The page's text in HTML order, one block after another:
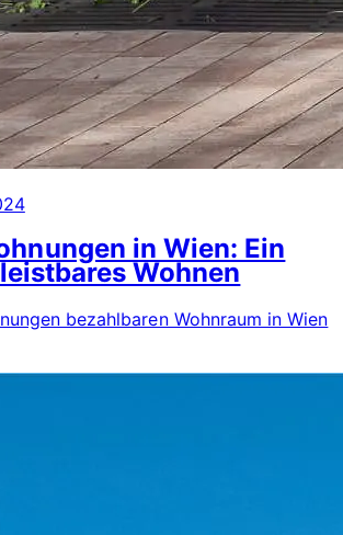
in Wien: Ein
Wohnen
bezahlbaren Wohnraum in Wien